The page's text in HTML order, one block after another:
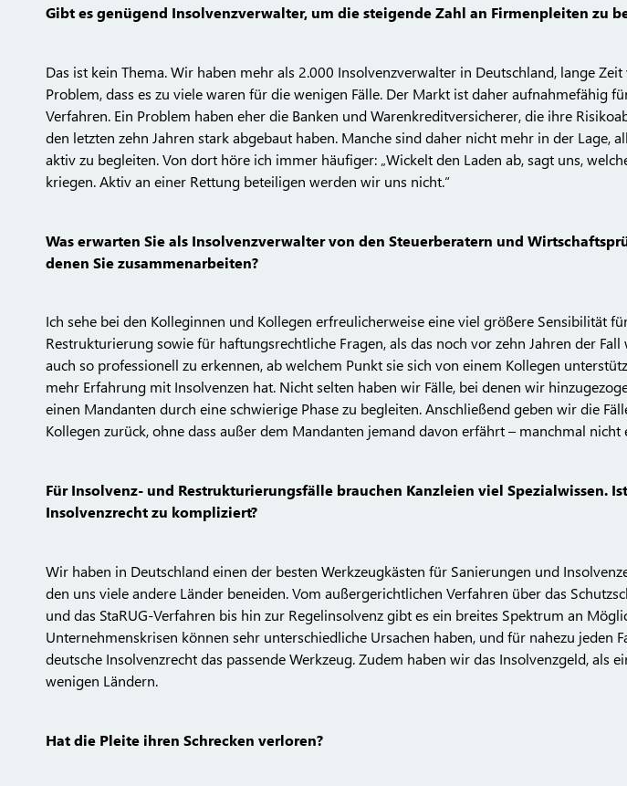
Gibt es genügend Insolvenzverwalter, um die steigende Zahl an Firmenpleiten zu
Das ist kein Thema. Wir haben mehr als 2.000 Insolvenzverwalter in Deutschland, lange Zeit
Problem, dass es zu viele waren für die wenigen Fälle. Der Markt ist daher aufnahmefähig
Verfahren. Ein Problem haben eher die Banken und Warenkreditversicherer, die ihre
den letzten zehn Jahren stark abgebaut haben. Manche sind daher nicht mehr in der Lage,
aktiv zu begleiten. Von dort höre ich immer häufiger: „Wickelt den Laden ab, sagt uns,
kriegen. Aktiv an einer Rettung beteiligen werden wir uns nicht.“
Was erwarten Sie als Insolvenzverwalter von den Steuerberatern und
denen Sie zusammenarbeiten?
Ich sehe bei den Kolleginnen und Kollegen erfreulicherweise eine viel größere Sensibilität
Restrukturierung sowie für haftungsrechtliche Fragen, als das noch vor zehn Jahren der Fall
auch so professionell zu erkennen, ab welchem Punkt sie sich von einem Kollegen
mehr Erfahrung mit Insolvenzen hat. Nicht selten haben wir Fälle, bei denen wir
einen Mandanten durch eine schwierige Phase zu begleiten. Anschließend geben wir die
Kollegen zurück, ohne dass außer dem Mandanten jemand davon erfährt – manchmal nicht
Für Insolvenz- und Restrukturierungsfälle brauchen Kanzleien viel Spezialwissen.
Insolvenzrecht zu kompliziert?
Wir haben in Deutschland einen der besten Werkzeugkästen für Sanierungen und
den uns viele andere Länder beneiden. Vom außergerichtlichen Verfahren über das
und das StaRUG-Verfahren bis hin zur Regelinsolvenz gibt es ein breites Spektrum an
Unternehmenskrisen können sehr unterschiedliche Ursachen haben, und für nahezu jeden
deutsche Insolvenzrecht das passende Werkzeug. Zudem haben wir das Insolvenzgeld, als
wenigen Ländern.
Hat die Pleite ihren Schrecken verloren?